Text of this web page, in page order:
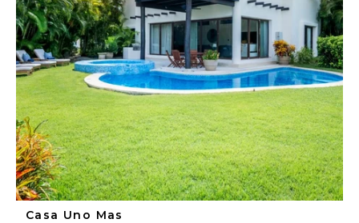
13 14 15 16 17 18 19
20 21 22 23 24 25 26
27 28 29 30
Casa Uno Mas